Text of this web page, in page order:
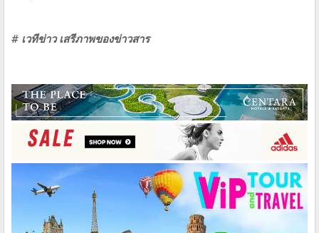
# เวทีข่าว เสรีภาพของข่าวสาร